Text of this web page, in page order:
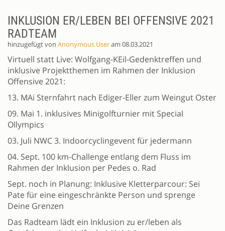
INKLUSION ER/LEBEN BEI OFFENSIVE 2021
RADTEAM
hinzugefügt von Anonymous Useram 08.03.2021
Virtuell statt Live: Wolfgang-KEil-Gedenktreffen und
inklusive Projektthemen im Rahmen der Inklusion
Offensive 2021:
13. MAi Sternfahrt nach Ediger-Eller zum Weingut Oster
09. Mai 1. inklusives Minigolfturnier mit Special
Ollympics
03. Juli NWC 3. Indoorcyclingevent für jedermann
04. Sept. 100 km-Challenge entlang dem Fluss im
Rahmen der Inklusion per Pedes o. Rad
Sept. noch in Planung: Inklusive Kletterparcour: Sei
Pate für eine eingeschränkte Person und sprenge
Deine Grenzen
Das Radteam lädt ein Inklusion zu er/leben als